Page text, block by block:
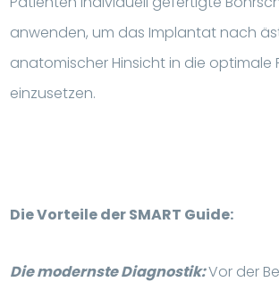
anwenden, um das Implantat nach
anatomischer Hinsicht in die optimale
einzusetzen.
Die Vorteile der SMART Guide:
Die modernste Diagnostik:Vor der